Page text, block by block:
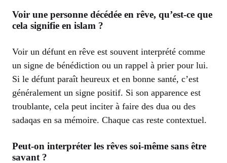
Voir une personne décédée en rêve, qu’est-ce que
cela signifie en islam ?
Voir un défunt en rêve est souvent interprété comme
un signe de bénédiction ou un rappel à prier pour lui.
Si le défunt paraît heureux et en bonne santé, c’est
généralement un signe positif. Si son apparence est
troublante, cela peut inciter à faire des dua ou des
sadaqas en sa mémoire. Chaque cas reste contextuel.
Peut-on interpréter les rêves soi-même sans être
savant ?